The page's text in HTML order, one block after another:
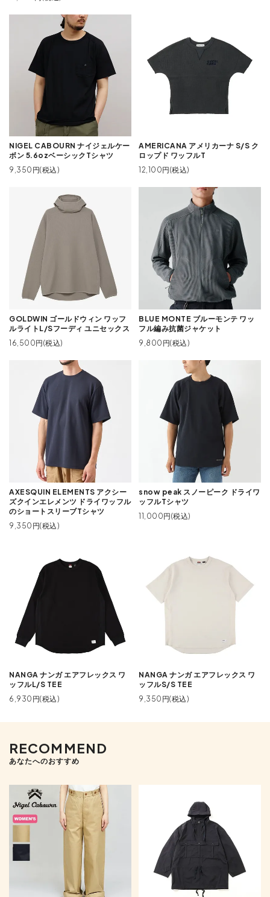
NIGEL CABOURN ナイジェルケー
ボン 5.6ozベーシックTシャツ
9,350円(税込)
AMERICANA アメリカーナ S/S ク
ロップド ワッフルT
12,100円(税込)
GOLDWIN ゴールドウィン ワッフ
ルライトL/Sフーディ ユニセックス
16,500円(税込)
BLUE MONTE ブルーモンテ ワッ
フル編み抗菌ジャケット
9,800円(税込)
AXESQUIN ELEMENTS アクシー
ズクインエレメンツ ドライワッフル
のショートスリーブTシャツ
9,350円(税込)
snow peak スノーピーク ドライワ
ッフルTシャツ
11,000円(税込)
NANGA ナンガ エアフレックス ワ
ッフルL/S TEE
6,930円(税込)
NANGA ナンガ エアフレックス ワ
ッフルS/S TEE
9,350円(税込)
RECOMMEND
あなたへのおすすめ